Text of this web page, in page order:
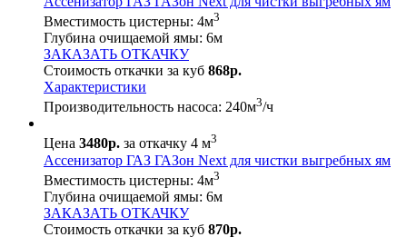
Вместимость цистерны: 4м3
Глубина очищаемой ямы: 6м
ЗАКАЗАТЬ ОТКАЧКУ
Стоимость откачки за куб 868р.
Характеристики
Производительность насоса: 240м3/ч
Цена 3480р. за откачку 4 м3
Ассенизатор ГАЗ ГАЗон Next для чистки выгребных ям
Вместимость цистерны: 4м3
Глубина очищаемой ямы: 6м
ЗАКАЗАТЬ ОТКАЧКУ
Стоимость откачки за куб 870р.